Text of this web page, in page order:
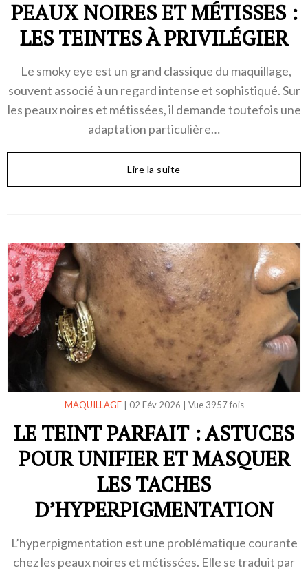
PEAUX NOIRES ET MÉTISSES :
LES TEINTES À PRIVILÉGIER
Le smoky eye est un grand classique du maquillage,
souvent associé à un regard intense et sophistiqué. Sur
les peaux noires et métissées, il demande toutefois une
adaptation particulière…
Lire la suite
MAQUILLAGE| 02 Fév 2026 Vue 3957 fois
LE TEINT PARFAIT : ASTUCES
POUR UNIFIER ET MASQUER
LES TACHES
D’HYPERPIGMENTATION
L’hyperpigmentation est une problématique courante
chez les peaux noires et métissées. Elle se traduit par